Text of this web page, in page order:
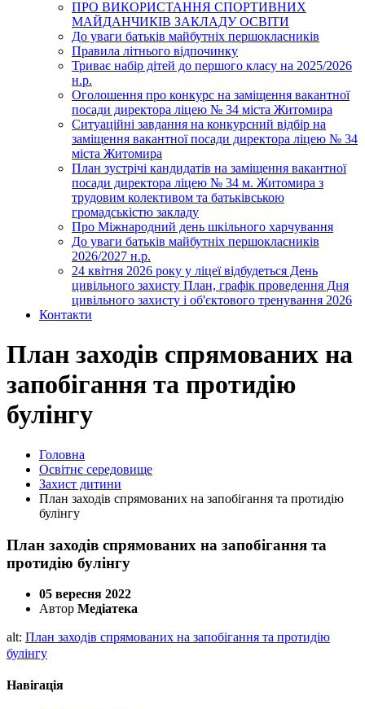
ПРО ВИКОРИСТАННЯ СПОРТИВНИХ
МАЙДАНЧИКІВ ЗАКЛАДУ ОСВІТИ
До уваги батьків майбутніх першокласників
Правила літнього відпочинку
Триває набір дітей до першого класу на 2025/2026
н.р.
Оголошення про конкурс на заміщення вакантної
посади директора ліцею № 34 міста Житомира
Ситуаційні завдання на конкурсний відбір на
заміщення вакантної посади директора ліцею № 34
міста Житомира
План зустрічі кандидатів на заміщення вакантної
посади директора ліцею № 34 м. Житомира з
трудовим колективом та батьківською
громадськістю закладу
Про Міжнародний день шкільного харчування
До уваги батьків майбутніх першокласників
2026/2027 н.р.
24 квітня 2026 року у ліцеї відбудеться День
цивільного захисту План, графік проведення Дня
цивільного захисту і об'єктового тренування 2026
Контакти
План заходів спрямованих на
запобігання та протидію
булінгу
Головна
Освітнє середовище
Захист дитини
План заходів спрямованих на запобігання та протидію
булінгу
План заходів спрямованих на запобігання та
протидію булінгу
05 вересня 2022
Автор Медіатека
alt: План заходів спрямованих на запобігання та протидію
булінгу
Навігація